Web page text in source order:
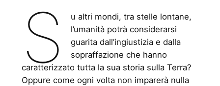
S
u altri mondi, tra stelle lontane,
l’umanità potrà considerarsi
guarita dall’ingiustizia e dalla
sopraffazione che hanno
caratterizzato tutta la sua storia sulla Terra?
Oppure come ogni volta non imparerà nulla